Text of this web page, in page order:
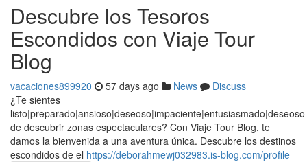
Descubre los Tesoros
Escondidos con Viaje Tour
Blog
vacaciones899920 57 days ago News
Discuss
¿Te sientes
listo|preparado|ansioso|deseoso|impaciente|entusiasmado|deseoso
de descubrir zonas espectaculares? Con Viaje Tour Blog, te
damos la bienvenida a una aventura única. Descubre los destinos
escondidos de el https://deborahmewj032983.is-blog.com/profile